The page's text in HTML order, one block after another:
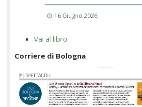
16 Giugno 2026
Vai al libro
Corriere di Bologna